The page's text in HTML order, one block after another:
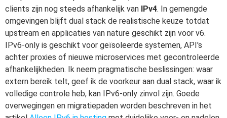
clients zijn nog steeds afhankelijk van IPv4. In gemengde
omgevingen blijft dual stack de realistische keuze totdat
upstream en applicaties van nature geschikt zijn voor v6.
IPv6-only is geschikt voor geïsoleerde systemen, API's
achter proxies of nieuwe microservices met gecontroleerde
afhankelijkheden. Ik neem pragmatische beslissingen: waar
extern bereik telt, geef ik de voorkeur aan dual stack, waar ik
volledige controle heb, kan IPv6-only zinvol zijn. Goede
overwegingen en migratiepaden worden beschreven in het